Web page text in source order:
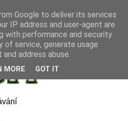
Google to deliver its services
IP address and user-agent are
with performance and security
of service, generate usage
address abuse.
MORE GOT IT